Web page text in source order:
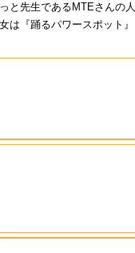
と先生であるMTEさんの
は『踊るパワースポット